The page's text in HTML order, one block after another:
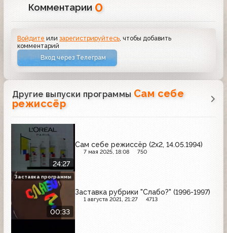
Комментарии 0
Войдите илизарегистрируйтесь, чтобы добавить
комментарий
Вход через Телеграм
Другие выпуски программы Сам себе
режиссёр
24:27
Сам себе режиссёр (2х2, 14.05.1994)
7 мая 2025, 18:08 750
00:33
Заставка рубрики "Слабо?" (1996-1997)
1 августа 2021, 21:27 4713
Заставка программы